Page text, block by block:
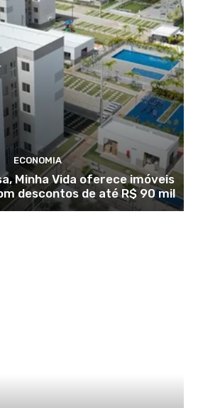
ECONOMIA
Minha Vida oferece imóveis
descontos de até R$ 90 mil